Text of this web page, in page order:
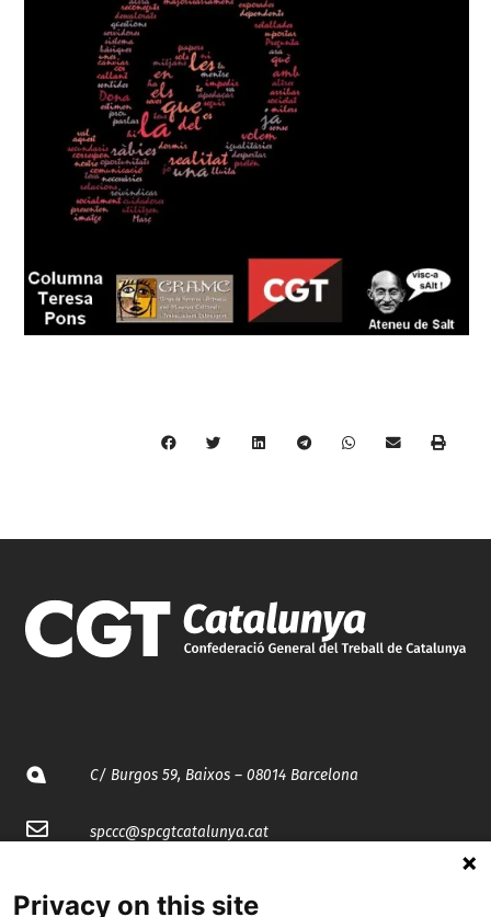
C/ Burgos 59, Baixos – 08014 Barcelona
spccc@spcgtcatalunya.cat
Privacy on this site